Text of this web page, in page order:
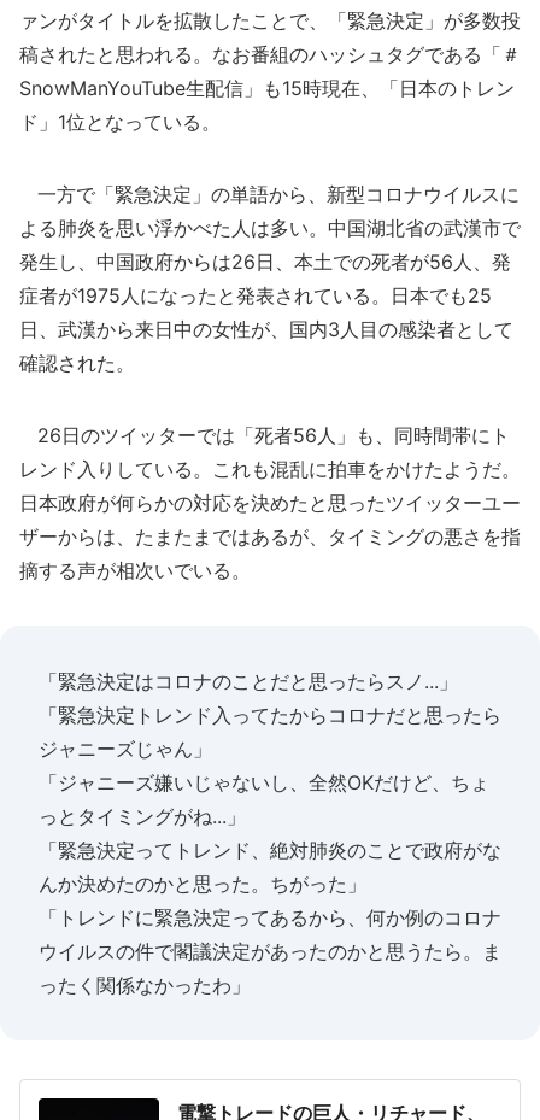
ァンがタイトルを拡散したことで、「緊急決定」が多数投
稿されたと思われる。なお番組のハッシュタグである「＃
SnowManYouTube生配信」も15時現在、「日本のトレン
ド」1位となっている。
一方で「緊急決定」の単語から、新型コロナウイルスに
よる肺炎を思い浮かべた人は多い。中国湖北省の武漢市で
発生し、中国政府からは26日、本土での死者が56人、発
症者が1975人になったと発表されている。日本でも25
日、武漢から来日中の女性が、国内3人目の感染者として
確認された。
26日のツイッターでは「死者56人」も、同時間帯にト
レンド入りしている。これも混乱に拍車をかけたようだ。
日本政府が何らかの対応を決めたと思ったツイッターユー
ザーからは、たまたまではあるが、タイミングの悪さを指
摘する声が相次いでいる。
「緊急決定はコロナのことだと思ったらスノ...」
「緊急決定トレンド入ってたからコロナだと思ったら
ジャニーズじゃん」
「ジャニーズ嫌いじゃないし、全然OKだけど、ちょ
っとタイミングがね...」
「緊急決定ってトレンド、絶対肺炎のことで政府がな
んか決めたのかと思った。ちがった」
「トレンドに緊急決定ってあるから、何か例のコロナ
ウイルスの件で閣議決定があったのかと思うたら。ま
ったく関係なかったわ」
電撃トレードの巨人・リチャード、